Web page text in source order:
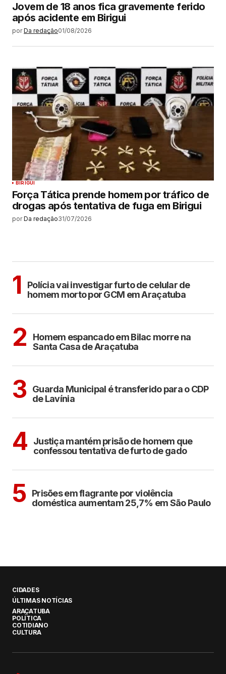
Jovem de 18 anos fica gravemente ferido
após acidente em Birigui
por Da redação01/08/2026
BIRIGUI
Força Tática prende homem por tráfico de
drogas após tentativa de fuga em Birigui
por Da redação31/07/2026
1
Polícia vai investigar furto de celular de
homem morto por GCM em Araçatuba
2
Homem espancado em Bilac morre na
Santa Casa de Araçatuba
3 Guarda Municipal é transferido para o CDP
de Lavínia
4
Justiça mantém prisão de homem que
confessou tentativa de furto de gado
5 Prisões em flagrante por violência
doméstica aumentam 25,7% em São Paulo
CIDADES
ÚLTIMAS NOTÍCIAS
ARAÇATUBA
POLÍTICA
COTIDIANO
CULTURA